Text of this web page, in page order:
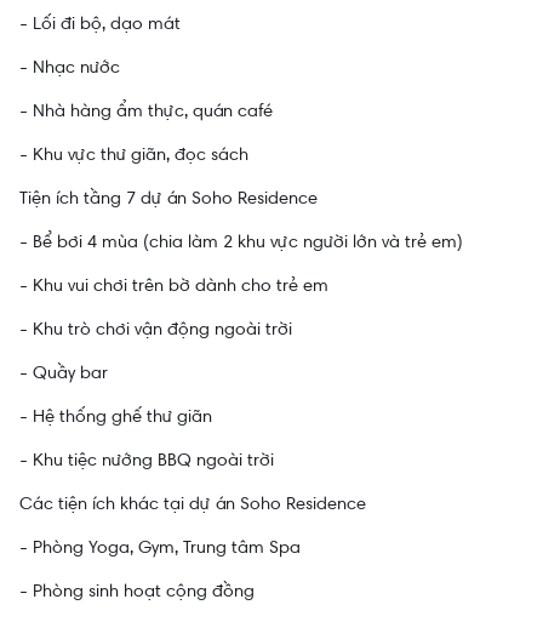
- Lối đi bộ, dạo mát
- Nhạc nước
- Nhà hàng ẩm thực, quán café
- Khu vực thư giãn, đọc sách
Tiện ích tầng 7 dự án Soho Residence
- Bể bơi 4 mùa (chia làm 2 khu vực người lớn và trẻ em)
- Khu vui chơi trên bờ dành cho trẻ em
- Khu trò chơi vận động ngoài trời
- Quầy bar
- Hệ thống ghế thư giãn
- Khu tiệc nướng BBQ ngoài trời
Các tiện ích khác tại dự án Soho Residence
- Phòng Yoga, Gym, Trung tâm Spa
- Phòng sinh hoạt cộng đồng